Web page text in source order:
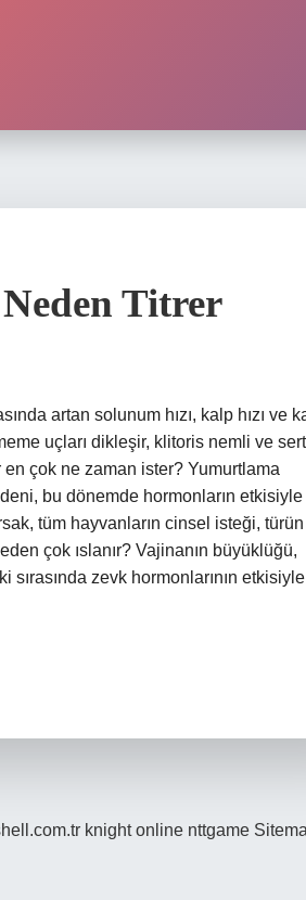
Titrer
artan solunum hızı, kalp hızı ve
uçları dikleşir, klitoris nemli ve sert
en çok ne zaman ister? Yumurtlama
bu dönemde hormonların etkisiyle
tüm hayvanların cinsel isteği, türün
çok ıslanır? Vajinanın büyüklüğü,
zevk hormonlarının
knight online nttgame